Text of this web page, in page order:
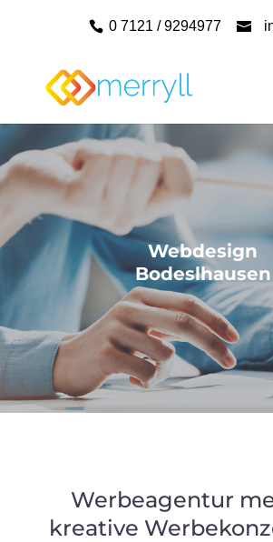
0 7121 / 9294977
Webdesign
Bodeslhausen
Werbeagentur
kreative